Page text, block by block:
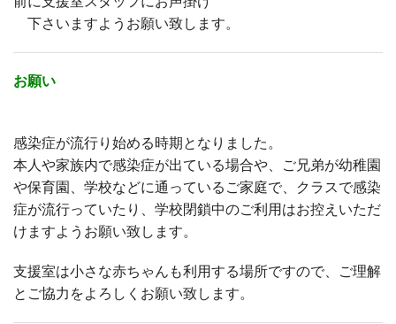
下さいますようお願い致します。
お願い
感染症が流行り始める時期となりました。
本人や家族内で感染症が出ている場合や、ご兄弟が幼稚園
や保育園、学校などに通っているご家庭で、クラスで感染
症が流行っていたり、学校閉鎖中のご利用はお控えいただ
けますようお願い致します。
支援室は小さな赤ちゃんも利用する場所ですので、ご理解
とご協力をよろしくお願い致します。